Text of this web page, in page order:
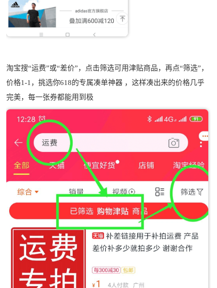
淘宝搜“运费”或“差价”，点击筛选可用津贴商品，再点“筛选”，
价格1-1，挑选你618的专属凑单神器 ，这样凑出来的价格几乎
完美，每一张券都能用到极